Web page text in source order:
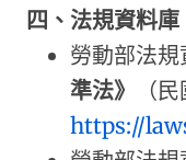
四、法規資料庫
勞動部法規
準法》
（
https://